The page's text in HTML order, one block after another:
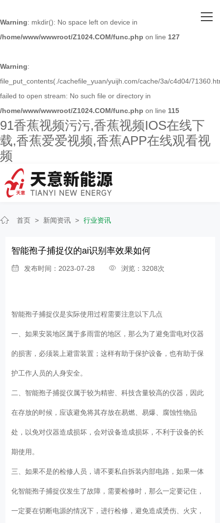
Warning: mkdir(): No space left on device in
/home/www/wwwroot/Z1024.COM/func.php on line 127
Warning:
file_put_contents(./cachefile_yuan/yuijh.com/cache/3a/c4d04/
failed to open stream: No such file or directory in
/home/www/wwwroot/Z1024.COM/func.php on line 115
91香蕉视频污污,香蕉视频IOS在线下
载,香蕉爱爱视频,香蕉APP在线观看视
频
关于91香蕉视频污污
主营产品
人才招聘
新闻资讯
联系91香蕉视频污污
首页 > 新闻资讯 > 行业资讯
智能孢子捕捉仪的ai识别率效果如何
发布时间：2023-07-28 浏览：3208次
智能孢子捕捉仪是实际使用过程需要注意以下几点
一、如果安装地区属于多雨雷的地区，那么为了避免雷电对仪器
的损害，必须装上避雷装置；这样有助于保护设备，也有助于保
护工作人员的人身安全。
二、智能孢子捕捉仪属于较为精密、科技含量较高的仪器，因此
在存放的时候，应该避免将其存放在易燃、易爆、腐蚀性物品
处，以免对仪器造成损坏，会对设备造成损坏，不利于设备的长
期使用。
三、如果不是的检修人员，请不要私自拆装内部电路，如果一体
化智能孢子捕捉仪发生了故障，需要检修时，那么一定要记住，
一定要在切断电源的情况下，进行检修，避免造成烫伤、火灾，